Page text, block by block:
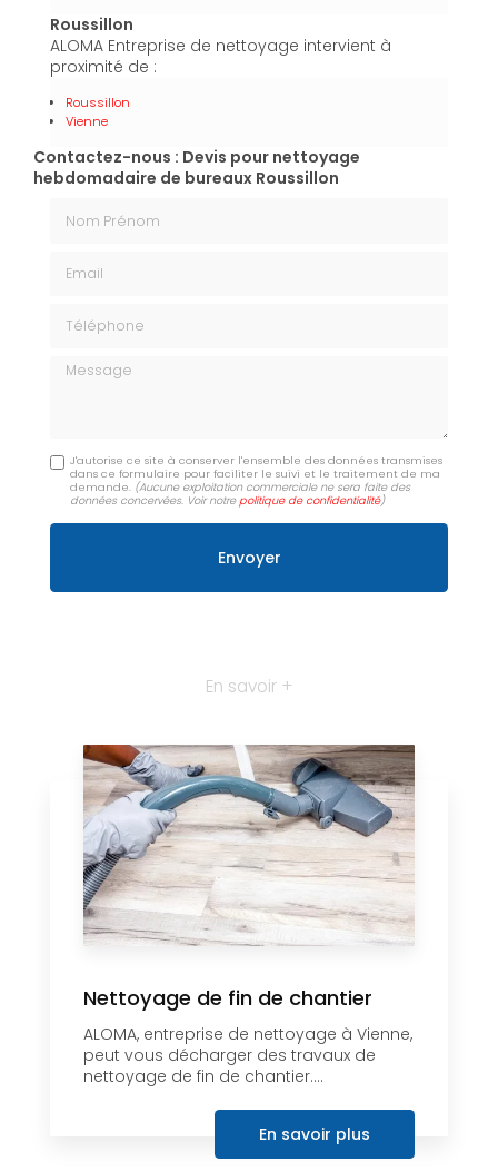
Roussillon
ALOMA Entreprise de nettoyage intervient à
proximité de :
Roussillon
Vienne
Contactez-nous : Devis pour nettoyage
hebdomadaire de bureaux Roussillon
Message
J'autorise ce site à conserver l'ensemble des données transmises
dans ce formulaire pour faciliter le suivi et le traitement de ma
demande. (Aucune exploitation commerciale ne sera faite des
données concervées. Voir notrepolitique de confidentialité)
En savoir +
Nettoyage de fin de chantier
ALOMA, entreprise de nettoyage à Vienne,
peut vous décharger des travaux de
nettoyage de fin de chantier....
En savoir plus